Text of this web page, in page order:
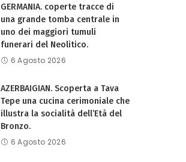
GERMANIA. coperte tracce di
una grande tomba centrale in
uno dei maggiori tumuli
funerari del Neolitico.
6 Agosto 2026
AZERBAIGIAN. Scoperta a Tava
Tepe una cucina cerimoniale che
illustra la socialità dell’Età del
Bronzo.
6 Agosto 2026